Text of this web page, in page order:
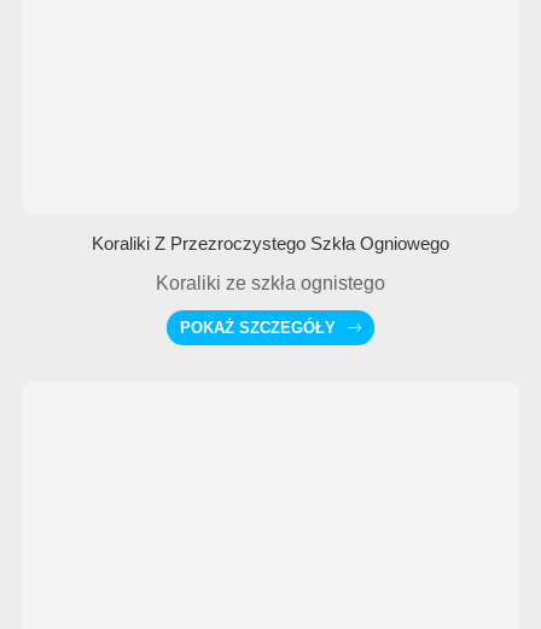
Koraliki Z Przezroczystego Szkła Ogniowego
Koraliki ze szkła ognistego
POKAŻ SZCZEGÓŁY